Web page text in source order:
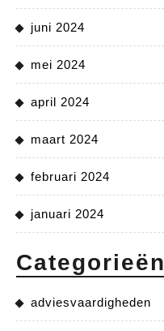
juni 2024
mei 2024
april 2024
maart 2024
februari 2024
januari 2024
Categorieën
adviesvaardigheden